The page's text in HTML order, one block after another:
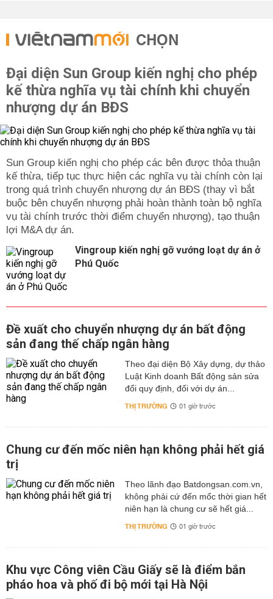
CHỌN
Đại diện Sun Group kiến nghị cho phép
kế thừa nghĩa vụ tài chính khi chuyển
nhượng dự án BĐS
Sun Group kiến nghị cho phép các bên được thỏa thuận
kế thừa, tiếp tục thực hiện các nghĩa vụ tài chính còn lại
trong quá trình chuyển nhượng dự án BĐS (thay vì bắt
buộc bên chuyển nhượng phải hoàn thành toàn bộ nghĩa
vụ tài chính trước thời điểm chuyển nhượng), tạo thuận
lợi M&A dự án.
Vingroup kiến nghị gỡ vướng loạt dự án ở
Phú Quốc
Đề xuất cho chuyển nhượng dự án bất động
sản đang thế chấp ngân hàng
Theo đại diện Bộ Xây dựng, dự thảo
Luật Kinh doanh Bất động sản sửa
đổi quy định, đối với dự án...
THỊ TRƯỜNG 01 giờ trước
Chung cư đến mốc niên hạn không phải hết giá
trị
Theo lãnh đạo Batdongsan.com.vn,
không phải cứ đến mốc thời gian hết
niên hạn là chung cư sẽ hết giá...
THỊ TRƯỜNG 01 giờ trước
Khu vực Công viên Cầu Giấy sẽ là điểm bắn
pháo hoa và phố đi bộ mới tại Hà Nội